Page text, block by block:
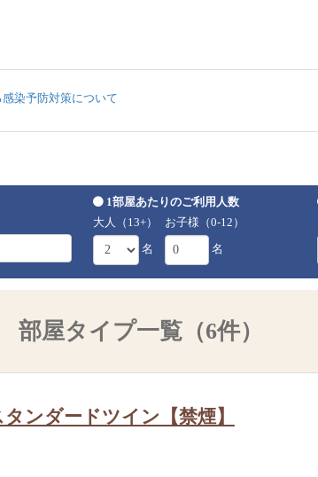
染予防対策について
1部屋あたりのご利用人数
大人（13+）
名
お子様（0-12）
名
部屋タイプ一覧（6件）
タンダードツイン【禁煙】